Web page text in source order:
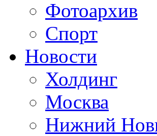
Фотоархив
Спорт
Новости
Холдинг
Москва
Нижний